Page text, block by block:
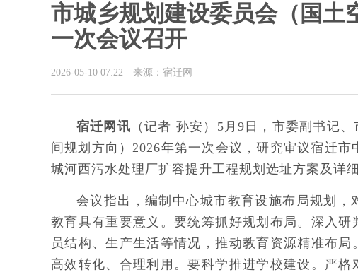
市城乡规划建设委员会（国土
一次会议召开
2026-05-10 07:22 来源：宿迁网
宿迁网讯 （记者 孙安）5月9日，市委副书记
间规划方向）2026年第一次会议，研究审议宿迁
城河西污水处理厂扩容提升工程规划选址方案及详
会议指出，编制中心城市教育设施布局规划
教育具有重要意义。要统筹抓好规划布局。深入
员结构、生产生活等情况，推动教育资源精准布
高效转化、合理利用。要科学推进学校建设。严